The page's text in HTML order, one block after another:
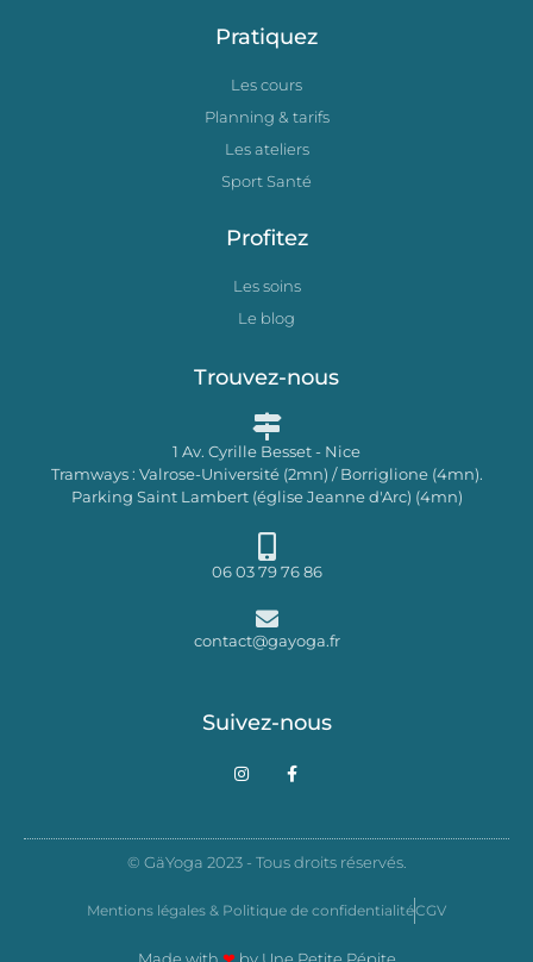
Pratiquez
Les cours
Planning & tarifs
Les ateliers
Sport Santé
Profitez
Les soins
Le blog
Trouvez-nous
1 Av. Cyrille Besset - Nice
Tramways : Valrose-Université (2mn) / Borriglione (4mn).
Parking Saint Lambert (église Jeanne d'Arc) (4mn)
06 03 79 76 86
contact@gayoga.fr
Suivez-nous
I
n
r
F
a
o
f
© GäYoga 2023 - Tous droits réservés.
Mentions légales & Politique de confidentialitéCGV
Made with ❤ by Une Petite Pépite